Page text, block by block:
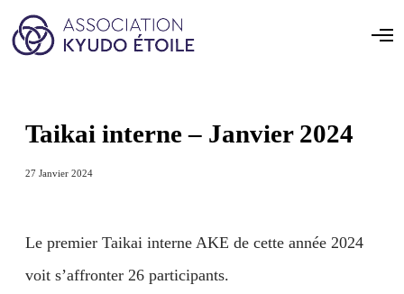
Taikai interne – Janvier 2024
27 Janvier 2024
Le premier Taikai interne AKE de cette année 2024
voit s’affronter 26 participants.